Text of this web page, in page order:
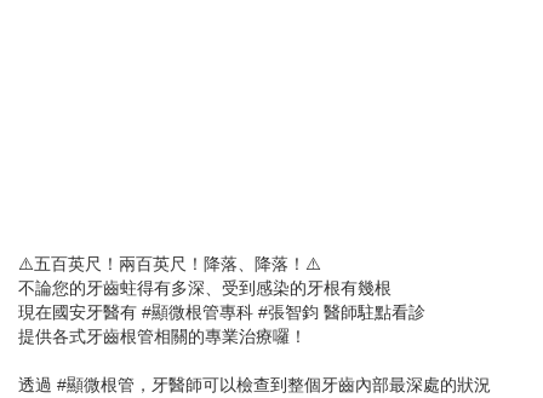
⚠️五百英尺！兩百英尺！降落、降落！⚠️
不論您的牙齒蛀得有多深、受到感染的牙根有幾根
現在國安牙醫有 #顯微根管專科 #張智鈞 醫師駐點看診
提供各式牙齒根管相關的專業治療囉！
透過 #顯微根管，牙醫師可以檢查到整個牙齒內部最深處的狀況